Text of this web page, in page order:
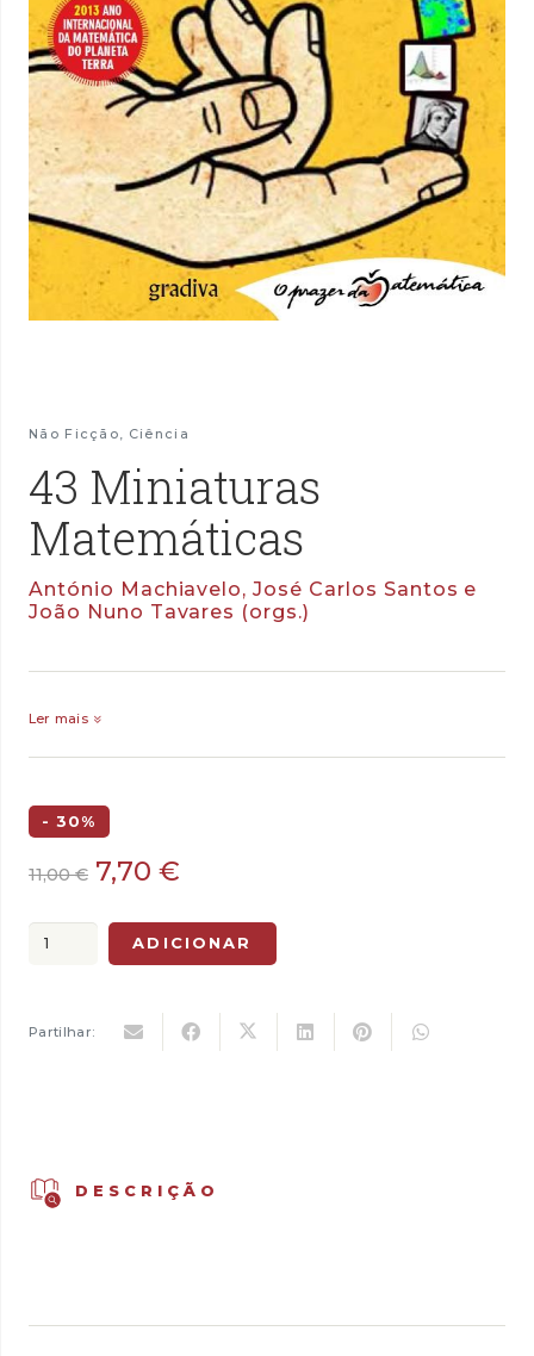
Não Ficção, Ciência
43 Miniaturas
Matemáticas
António Machiavelo, José Carlos Santos e
João Nuno Tavares (orgs.)
Ler mais
- 30%
11,00€ O
original
era:
7,70 €
atual
é:
Quantidade
Miniaturas
ADICIONAR
Partilhar:
DESCRIÇÃO